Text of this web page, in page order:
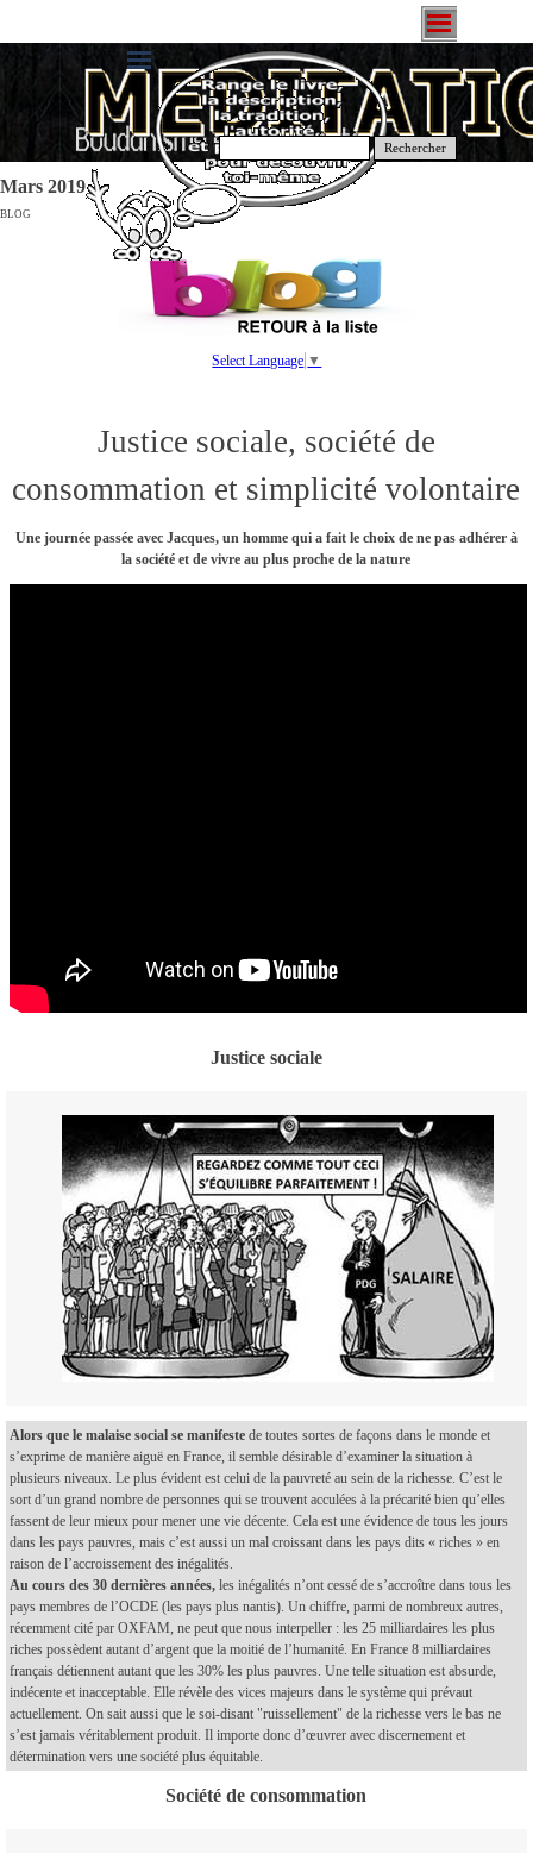
Rechercher
Mars 2019
BLOG
Select Language ▼
Justice sociale, société de
consommation et simplicité volontaire
Une journée passée avec Jacques, un homme qui a fait le choix de ne pas adhérer à
la société et de vivre au plus proche de la nature
Justice sociale
Alors que le malaise social se manifeste de toutes sortes de façons dans le monde et
s’exprime de manière aiguë en France, il semble désirable d’examiner la situation à
plusieurs niveaux. Le plus évident est celui de la pauvreté au sein de la richesse. C’est le
sort d’un grand nombre de personnes qui se trouvent acculées à la précarité bien qu’elles
fassent de leur mieux pour mener une vie décente. Cela est une évidence de tous les jours
dans les pays pauvres, mais c’est aussi un mal croissant dans les pays dits « riches » en
raison de l’accroissement des inégalités.
Au cours des 30 dernières années, les inégalités n’ont cessé de s’accroître dans tous les
pays membres de l’OCDE (les pays plus nantis). Un chiffre, parmi de nombreux autres,
récemment cité par OXFAM, ne peut que nous interpeller : les 25 milliardaires les plus
riches possèdent autant d’argent que la moitié de l’humanité. En France 8 milliardaires
français détiennent autant que les 30% les plus pauvres. Une telle situation est absurde,
indécente et inacceptable. Elle révèle des vices majeurs dans le système qui prévaut
actuellement. On sait aussi que le soi-disant "ruissellement" de la richesse vers le bas ne
s’est jamais véritablement produit. Il importe donc d’œuvrer avec discernement et
détermination vers une société plus équitable.
Société de consommation